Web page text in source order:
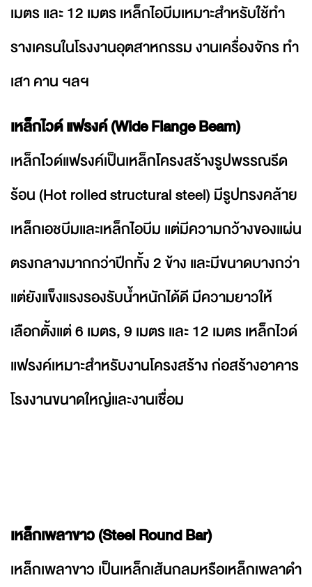
เมตร และ 12 เมตร เหล็กไอบีมเหมาะสำหรับใช้ทำ
รางเครนในโรงงานอุตสาหกรรม งานเครื่องจักร ทำ
เสา คาน ฯลฯ
เหล็กไวด์ แฟรงค์ (Wide Flange Beam)
เหล็กไวด์แฟรงค์เป็นเหล็กโครงสร้างรูปพรรณรีด
ร้อน (Hot rolled structural steel) มีรูปทรงคล้าย
เหล็กเอชบีมและเหล็กไอบีม แต่มีความกว้างของแผ่น
ตรงกลางมากกว่าปีกทั้ง 2 ข้าง และมีขนาดบางกว่า
แต่ยังแข็งแรงรองรับน้ำหนักได้ดี มีความยาวให้
เลือกตั้งแต่ 6 เมตร, 9 เมตร และ 12 เมตร เหล็กไวด์
แฟรงค์เหมาะสำหรับงานโครงสร้าง ก่อสร้างอาคาร
โรงงานขนาดใหญ่และงานเชื่อม
เหล็กเพลาขาว (Steel Round Bar)
เหล็กเพลาขาว เป็นเหล็กเส้นกลมหรือเหล็กเพลาดำ